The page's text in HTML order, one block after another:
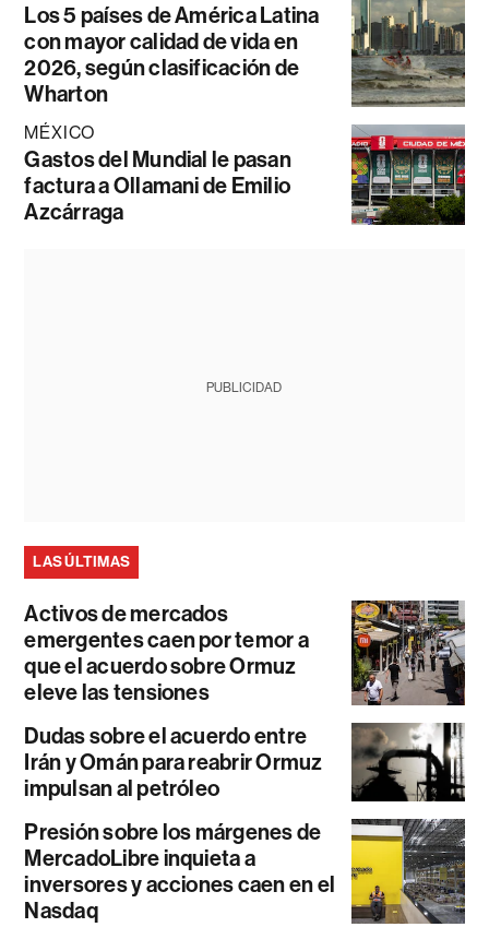
Los 5 países de América Latina
con mayor calidad de vida en
2026, según clasificación de
Wharton
MÉXICO
Gastos del Mundial le pasan
factura a Ollamani de Emilio
Azcárraga
PUBLICIDAD
LAS ÚLTIMAS
Activos de mercados
emergentes caen por temor a
que el acuerdo sobre Ormuz
eleve las tensiones
Dudas sobre el acuerdo entre
Irán y Omán para reabrir Ormuz
impulsan al petróleo
Presión sobre los márgenes de
MercadoLibre inquieta a
inversores y acciones caen en el
Nasdaq